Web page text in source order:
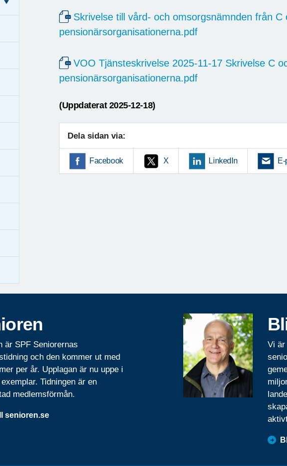
Skrivelse till vård- och omsorgsnämnden från
pensionärsorganisationerna.pdf
VOO Tjänsteskrivelse 2025-11-17 Skrivelse C
pensionärsorganisationerna.pdf
(Uppdaterat 2025-12-18)
Dela sidan via:
Facebook X LinkedIn
är SPF Seniorernas
och den kommer ut med
per år. Upplagan är nu uppe i
Tidningen är en
medlemsförmån.
senioren.se
Vi är